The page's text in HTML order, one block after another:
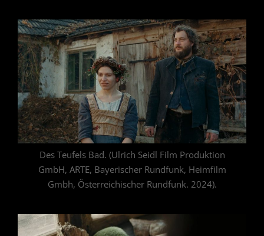
Des Teufels Bad. (Ulrich Seidl Film Produktion
GmbH, ARTE, Bayerischer Rundfunk, Heimfilm
Gmbh, Österreichischer Rundfunk. 2024).